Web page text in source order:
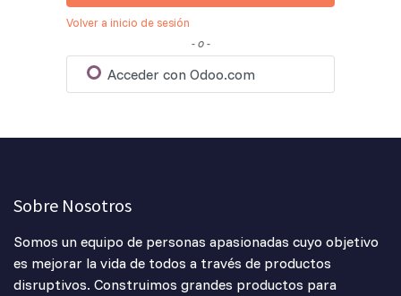
Volver a inicio de sesión
- o -
Acceder con Odoo.com
Sobre Nosotros
Somos un equipo de personas apasionadas cuyo objetivo
es mejorar la vida de todos a través de productos
disruptivos. Construimos grandes productos para